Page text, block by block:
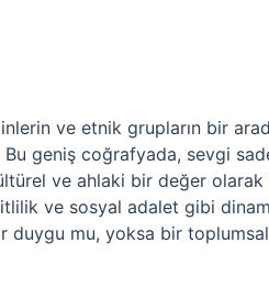
ve etnik grupların bir
geniş coğrafyada, sevgi
ve ahlaki bir değer olarak
ve sosyal adalet gibi
duygu mu, yoksa bir toplumsal